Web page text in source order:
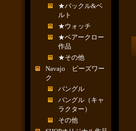
★バックル&ベ
ルト
★ウォッチ
★ベアークロー
作品
★その他
Navajo ビーズワー
ク
バングル
バングル（キャ
ラクター）
その他